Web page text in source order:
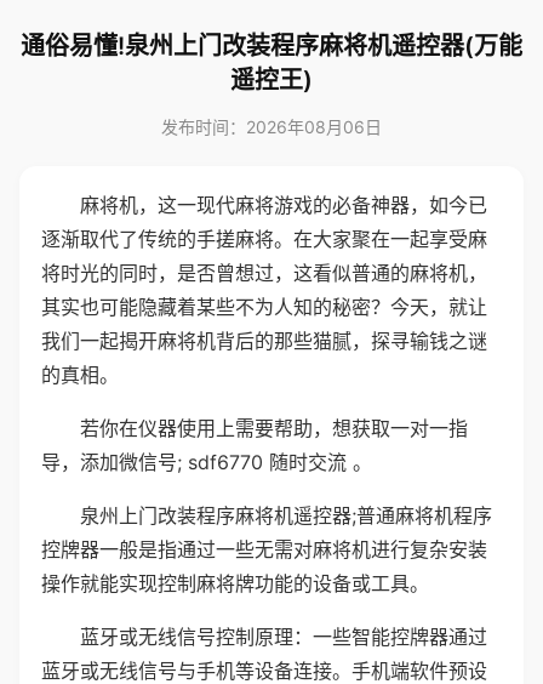
通俗易懂!泉州上门改装程序麻将机遥控器(万能
遥控王)
发布时间：2026年08月06日
麻将机，这一现代麻将游戏的必备神器，如今已
逐渐取代了传统的手搓麻将。在大家聚在一起享受麻
将时光的同时，是否曾想过，这看似普通的麻将机，
其实也可能隐藏着某些不为人知的秘密？今天，就让
我们一起揭开麻将机背后的那些猫腻，探寻输钱之谜
的真相。
若你在仪器使用上需要帮助，想获取一对一指
导，添加微信号; sdf6770 随时交流 。
泉州上门改装程序麻将机遥控器;普通麻将机程序
控牌器一般是指通过一些无需对麻将机进行复杂安装
操作就能实现控制麻将牌功能的设备或工具。
蓝牙或无线信号控制原理：一些智能控牌器通过
蓝牙或无线信号与手机等设备连接。手机端软件预设